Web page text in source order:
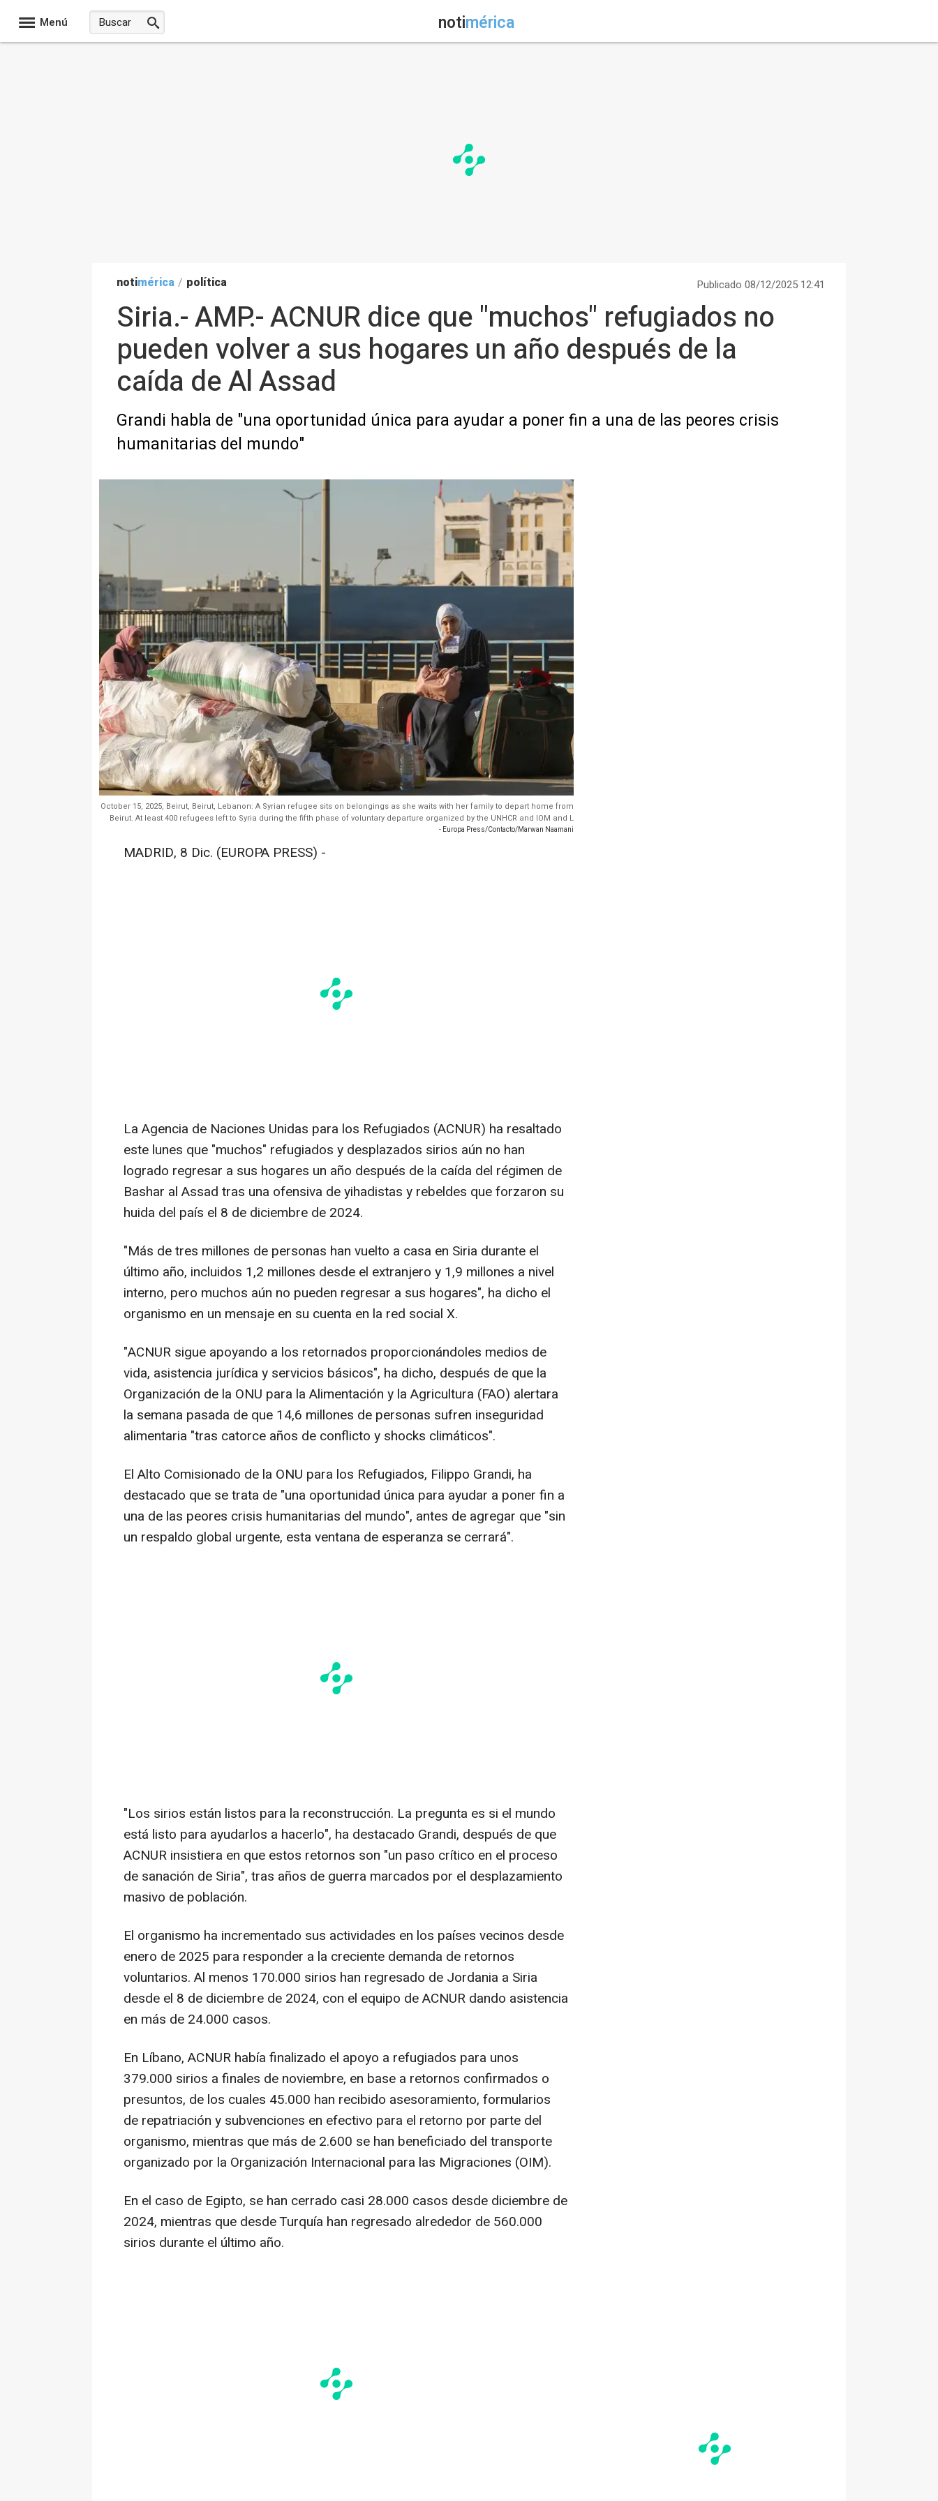
Menú notimérica
notimérica / política Publicado 08/12/2025 12:41
Siria.- AMP.- ACNUR dice que "muchos" refugiados no
pueden volver a sus hogares un año después de la
caída de Al Assad
Grandi habla de "una oportunidad única para ayudar a poner fin a una de las peores crisis
humanitarias del mundo"
October 15, 2025, Beirut, Beirut, Lebanon: A Syrian refugee sits on belongings as she waits with her family to depart home from
Beirut. At least 400 refugees left to Syria during the fifth phase of voluntary departure organized by the UNHCR and IOM and L
- Europa Press/Contacto/Marwan Naamani
MADRID, 8 Dic. (EUROPA PRESS) -
La Agencia de Naciones Unidas para los Refugiados (ACNUR) ha resaltado
este lunes que "muchos" refugiados y desplazados sirios aún no han
logrado regresar a sus hogares un año después de la caída del régimen de
Bashar al Assad tras una ofensiva de yihadistas y rebeldes que forzaron su
huida del país el 8 de diciembre de 2024.
"Más de tres millones de personas han vuelto a casa en Siria durante el
último año, incluidos 1,2 millones desde el extranjero y 1,9 millones a nivel
interno, pero muchos aún no pueden regresar a sus hogares", ha dicho el
organismo en un mensaje en su cuenta en la red social X.
"ACNUR sigue apoyando a los retornados proporcionándoles medios de
vida, asistencia jurídica y servicios básicos", ha dicho, después de que la
Organización de la ONU para la Alimentación y la Agricultura (FAO) alertara
la semana pasada de que 14,6 millones de personas sufren inseguridad
alimentaria "tras catorce años de conflicto y shocks climáticos".
El Alto Comisionado de la ONU para los Refugiados, Filippo Grandi, ha
destacado que se trata de "una oportunidad única para ayudar a poner fin a
una de las peores crisis humanitarias del mundo", antes de agregar que "sin
un respaldo global urgente, esta ventana de esperanza se cerrará".
"Los sirios están listos para la reconstrucción. La pregunta es si el mundo
está listo para ayudarlos a hacerlo", ha destacado Grandi, después de que
ACNUR insistiera en que estos retornos son "un paso crítico en el proceso
de sanación de Siria", tras años de guerra marcados por el desplazamiento
masivo de población.
El organismo ha incrementado sus actividades en los países vecinos desde
enero de 2025 para responder a la creciente demanda de retornos
voluntarios. Al menos 170.000 sirios han regresado de Jordania a Siria
desde el 8 de diciembre de 2024, con el equipo de ACNUR dando asistencia
en más de 24.000 casos.
En Líbano, ACNUR había finalizado el apoyo a refugiados para unos
379.000 sirios a finales de noviembre, en base a retornos confirmados o
presuntos, de los cuales 45.000 han recibido asesoramiento, formularios
de repatriación y subvenciones en efectivo para el retorno por parte del
organismo, mientras que más de 2.600 se han beneficiado del transporte
organizado por la Organización Internacional para las Migraciones (OIM).
En el caso de Egipto, se han cerrado casi 28.000 casos desde diciembre de
2024, mientras que desde Turquía han regresado alrededor de 560.000
sirios durante el último año.